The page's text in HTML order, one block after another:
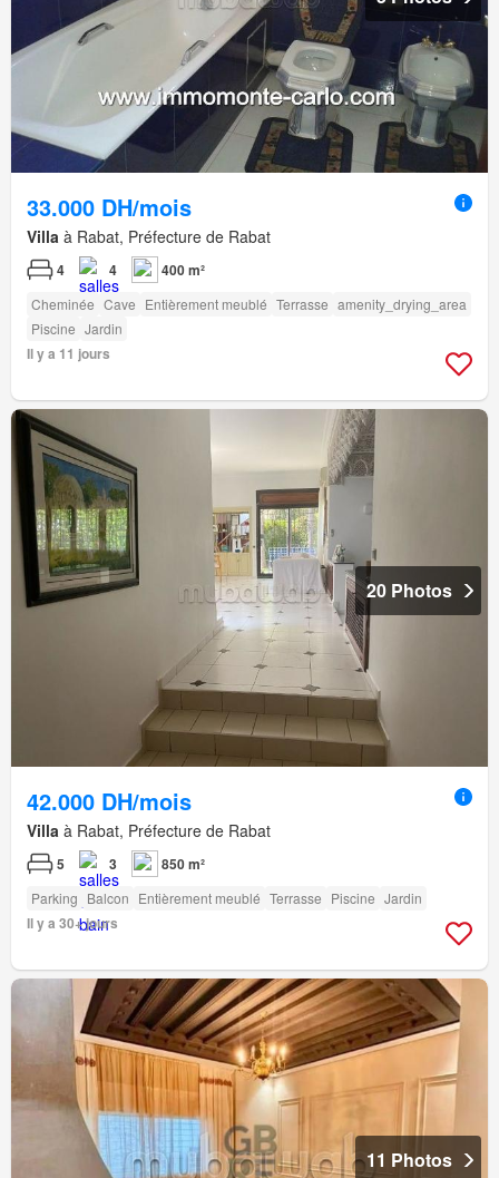
33.000 DH/mois
Villa à Rabat, Préfecture de Rabat
4 4 400 m²
Cheminée Cave Entièrement meublé Terrasse amenity_drying_area
Piscine Jardin
Il y a 11 jours
20 Photos
42.000 DH/mois
Villa à Rabat, Préfecture de Rabat
5 3 850 m²
Parking Balcon Entièrement meublé Terrasse Piscine Jardin
Il y a 30+ jours
11 Photos